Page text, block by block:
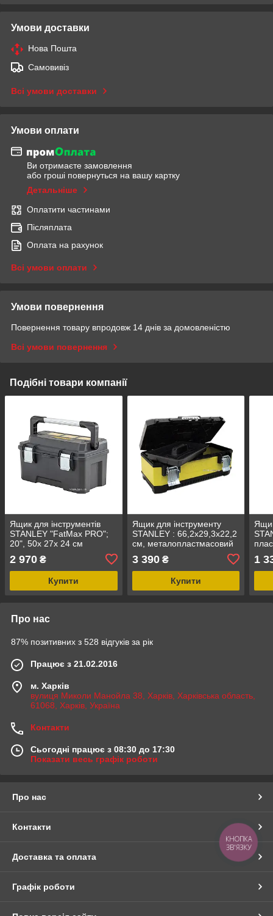
Умови доставки
Нова Пошта
Самовивіз
Всі умови доставки
Умови оплати
Ви отримаєте замовлення
або гроші повернуться на вашу картку
Детальніше
Оплатити частинами
Післяплата
Оплата на рахунок
Всі умови оплати
Умови повернення
Повернення товару впродовж 14 днів за домовленістю
Всі умови повернення
Подібні товари компанії
Ящик для інструментів
STANLEY "FatMax PRO";
20", 50х 27х 24 см
2 970 ₴
Купити
Ящик для інструменту
STANLEY : 66,2х29,3х22,2
см, металопластмасовий
3 390₴
Купити
1
Про нас
87% позитивних з 528 відгуків за рік
Працює з 21.02.2016
м. Харків
вулиця Миколи Манойла 38, Харків, Харківська область,
61068, Харків, Україна
Контакти
Сьогодні працює з 08:30 до 17:30
Показати весь графік роботи
Про нас
Контакти
Доставка та оплата
Графік роботи
КНОПКА
ЗВ'ЯЗКУ